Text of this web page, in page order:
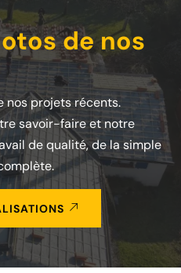
de nos
nos projets récents.
savoir-faire et notre
de qualité, de la simple